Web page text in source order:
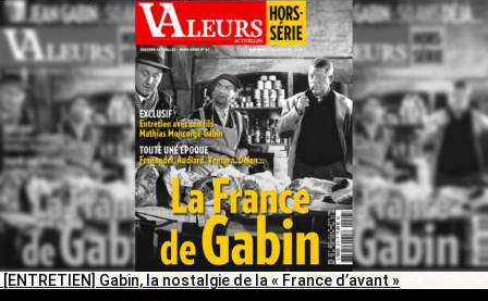
[ENTRETIEN] Gabin, la nostalgie de la « France d’avant »